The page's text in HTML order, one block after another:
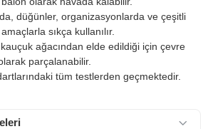
düğünler, organizasyonlarda ve çeşitli
sıkça kullanılır.
ağacından elde edildiği için çevre
parçalanabilir.
tüm testlerden geçmektedir.